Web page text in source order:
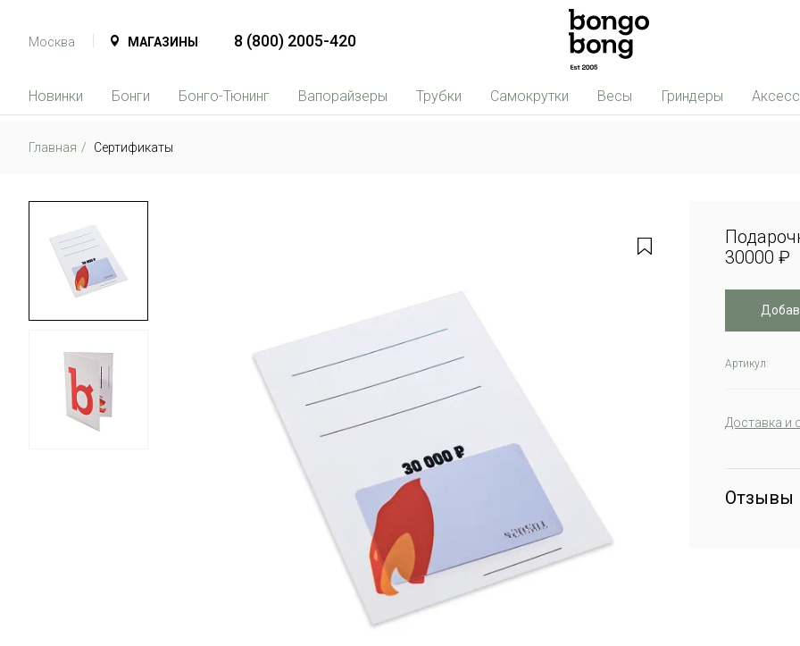
Москва МАГАЗИНЫ 8 (800) 2005-420
Новинки Бонги Бонго-Тюнинг Вапорайзеры Трубки Самокрутки Весы Гриндеры
Главная Сертификаты
30000 ₽
Артикул:
Доставка и
Отзывы